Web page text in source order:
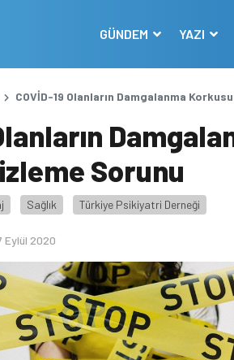
GÜNDEM YAZI
COVİD-19 Olanların Damgalanma
Sorunu
Sağlık Türkiye Psikiyatri Derneği
Eylül 2020